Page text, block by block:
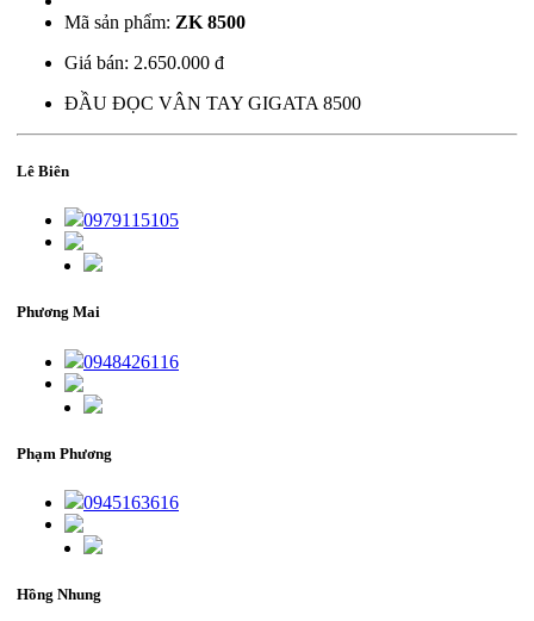
Mã sản phẩm: ZK 8500
Giá bán: 2.650.000 đ
ĐẦU ĐỌC VÂN TAY GIGATA 8500
Lê Biên
0979115105
Phương Mai
0948426116
Phạm Phương
0945163616
Hồng Nhung